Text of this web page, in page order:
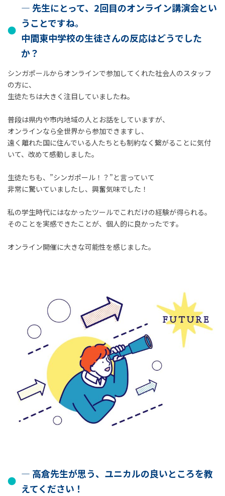
― 先生にとって、2回目のオンライン講演会とい
うことですね。
中間東中学校の生徒さんの反応はどうでした
か？
シンガポールからオンラインで参加してくれた社会人のスタッフ
の方に、
生徒たちは大きく注目していましたね。
普段は県内や市内地域の人とお話をしていますが、
オンラインなら全世界から参加できますし、
遠く離れた国に住んでいる人たちとも制約なく繋がることに気付
いて、改めて感動しました。
生徒たちも、”シンガポール！？”と言っていて
非常に驚いていましたし、興奮気味でした！
私の学生時代にはなかったツールでこれだけの経験が得られる。
そのことを実感できたことが、個人的に良かったです。
オンライン開催に大きな可能性を感じました。
― 高倉先生が思う、ユニカルの良いところを教
えてください！